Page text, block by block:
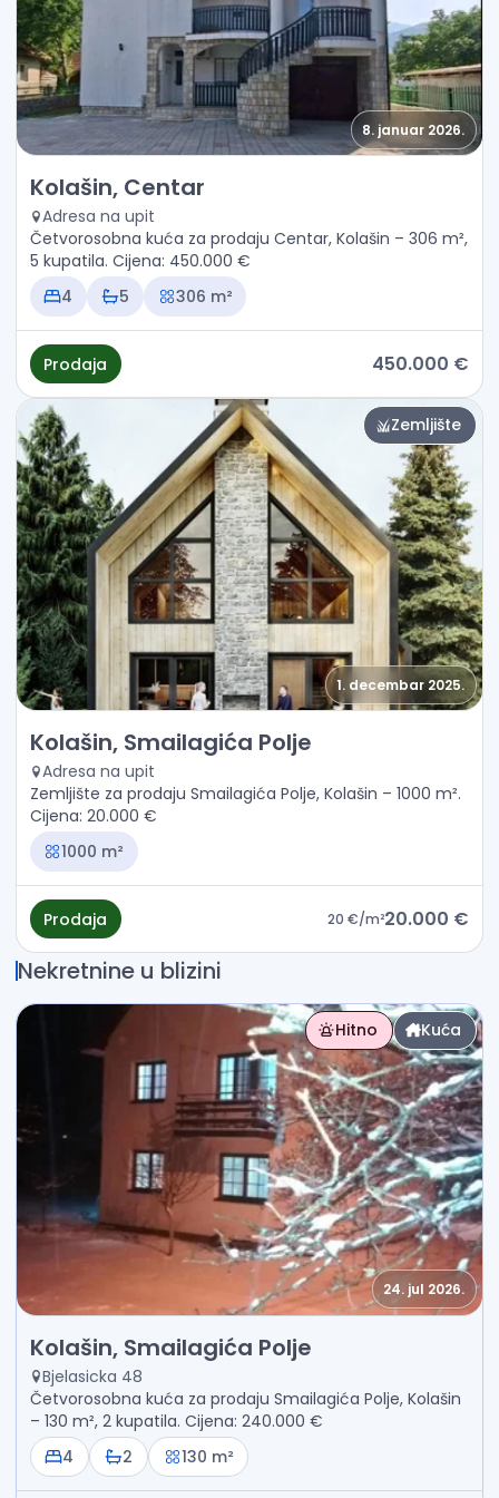
8. januar 2026.
Prodaja - Kuća Kolašin, Centar
Kolašin, Centar
Adresa na upit
Četvorosobna kuća za prodaju Centar, Kolašin – 306 m²,
5 kupatila. Cijena: 450.000 €
4
5 306 m²
Prodaja 450.000 €
Zemljište
1. decembar 2025.
Prodaja - Zemljište Kolašin, Smailagića Polje
Kolašin, Smailagića Polje
Adresa na upit
Zemljište za prodaju Smailagića Polje, Kolašin – 1000 m².
Cijena: 20.000 €
1000 m²
Prodaja 20 €/m²20.000 €
Nekretnine u blizini
Hitno Kuća
24. jul 2026.
Prodaja - Kuća Kolašin, Smailagića Polje
Kolašin, Smailagića Polje
Bjelasicka 48
Četvorosobna kuća za prodaju Smailagića Polje, Kolašin
– 130 m², 2 kupatila. Cijena: 240.000 €
4
2 130 m²